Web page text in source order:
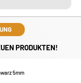
PRODUKTEN!
5mm